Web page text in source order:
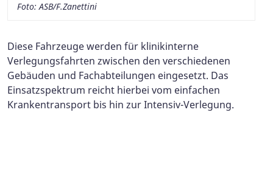
Foto: ASB/F.Zanettini
Diese Fahrzeuge werden für klinikinterne
Verlegungsfahrten zwischen den verschiedenen
Gebäuden und Fachabteilungen eingesetzt. Das
Einsatzspektrum reicht hierbei vom einfachen
Krankentransport bis hin zur Intensiv-Verlegung.